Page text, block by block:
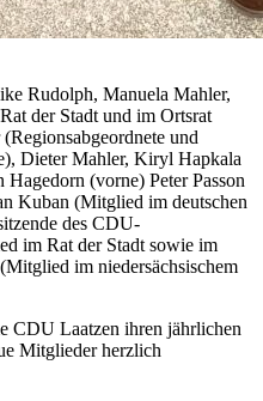
Rudolph, Manuela Mahler,
der Stadt und im Ortsrat
und
Dieter Mahler, Kiryl Hapkala
(vorne) Peter Passon
Kuban (Mitglied im deutschen
des CDU-
im Rat der Stadt sowie im
im niedersächsischem
CDU Laatzen ihren jährlichen
Mitglieder herzlich